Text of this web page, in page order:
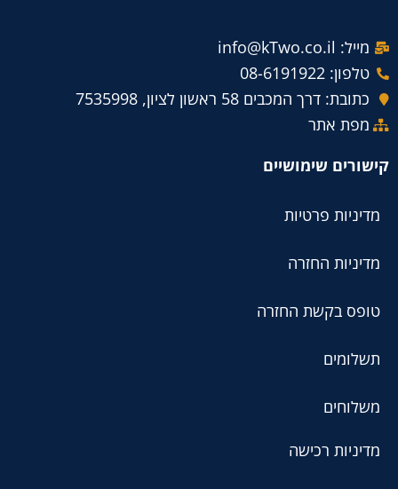
מייל: info@kTwo.co.il
טלפון: 08-6191922
כתובת: דרך המכבים 58 ראשון לציון, 7535998
מפת אתר
קישורים שימושיים
מדיניות פרטיות
מדיניות החזרה
טופס בקשת החזרה
תשלומים
משלוחים
מדיניות רכישה